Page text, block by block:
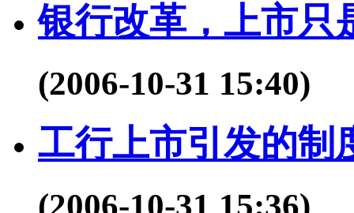
银行改革，上市只
(2006-10-31 15:40)
工行上市引发的制
(2006-10-31 15:36)